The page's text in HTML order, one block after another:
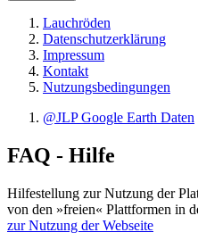
Lauchröden
Datenschutzerklärung
Impressum
Kontakt
Nutzungsbedingungen
@JLP Google Earth Daten
FAQ - Hilfe
Hilfestellung zur Nutzung der
von den »freien« Plattformen in
zur Nutzung der Webseite